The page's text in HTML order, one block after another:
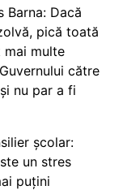
Barna: Dacă
pică toată
mai multe
către
nu par a fi
școlar:
un stres
puțini